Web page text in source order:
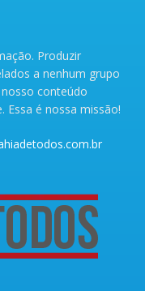
Produzir
a nenhum grupo
conteúdo
Essa é nossa missão!